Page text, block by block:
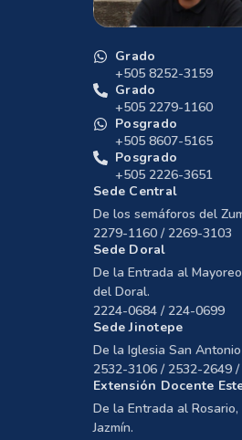
Grado
+505 8252-3159
Grado
+505 2279-1160
Posgrado
+505 8607-5165
Posgrado
+505 2226-3651
Sede Central
De los semáforos del
2279-1160 / 2269-3103
Sede Doral
De la Entrada al
del Doral.
2224-0684 / 224-0699
Sede Jinotepe
De la Iglesia San
2532-3106 / 2532-2649
Extensión Docente
De la Entrada al
Jazmín.